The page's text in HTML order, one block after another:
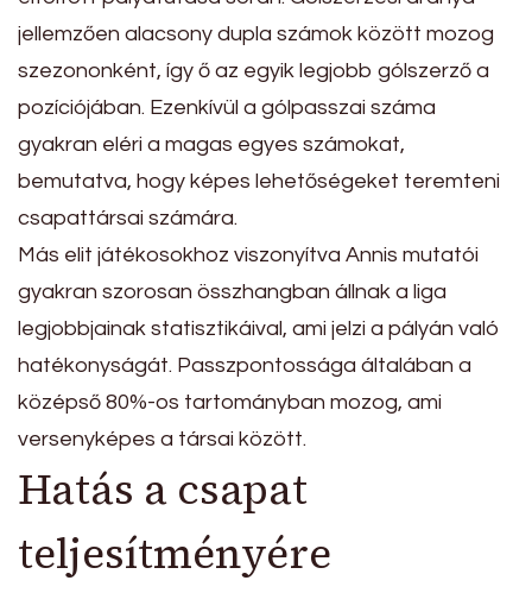
jellemzően alacsony dupla számok között mozog
szezononként, így ő az egyik legjobb gólszerző a
pozíciójában. Ezenkívül a gólpasszai száma
gyakran eléri a magas egyes számokat,
bemutatva, hogy képes lehetőségeket teremteni
csapattársai számára.
Más elit játékosokhoz viszonyítva Annis mutatói
gyakran szorosan összhangban állnak a liga
legjobbjainak statisztikáival, ami jelzi a pályán való
hatékonyságát. Passzpontossága általában a
középső 80%-os tartományban mozog, ami
versenyképes a társai között.
Hatás a csapat
teljesítményére